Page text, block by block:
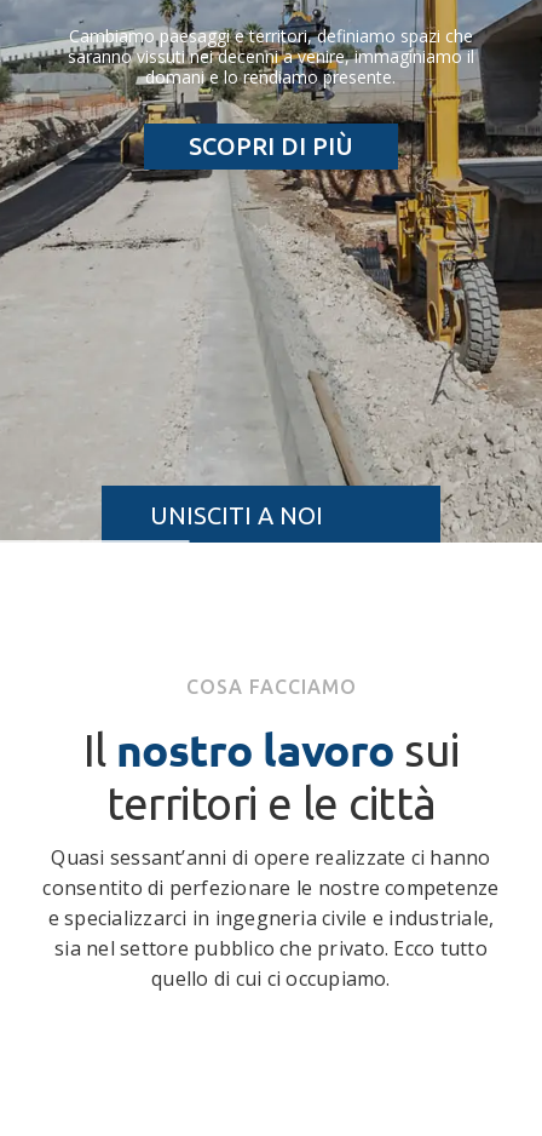
UNISCITI A NOI
Cambiamo paesaggi e territori, definiamo spazi che
saranno vissuti nei decenni a venire, immaginiamo il
domani e lo rendiamo presente.
SCOPRI DI PIÙ
COSA FACCIAMO
Il nostro lavoro sui
territori e le città
Quasi sessant’anni di opere realizzate ci hanno
consentito di perfezionare le nostre competenze
e specializzarci in ingegneria civile e industriale,
sia nel settore pubblico che privato. Ecco tutto
quello di cui ci occupiamo.